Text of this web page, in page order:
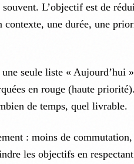
L’objectif est de
contexte, une durée, une
seule liste « Aujourd’hui
en rouge (haute
de temps, quel livrable.
: moins de
les objectifs en